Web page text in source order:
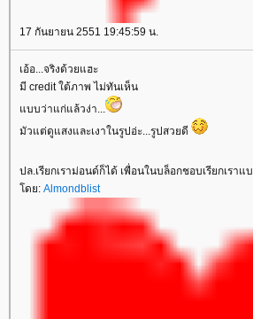
17 กันยายน 2551 19:45:59 น.
เอ้อ...จริงด้วยแฮะ
มี credit ใต้ภาพ ไม่ทันเห็น
บบว่าแก่แล้วง่า...
มัวแต่ดูแสงและเงาในรูปอ่ะ...รูปสวยดี
ปล.เรียกเราม่อนด์ก็ได้ เพื่อนในบล็อกชอบเรียกเรา
ดย: Almondblist